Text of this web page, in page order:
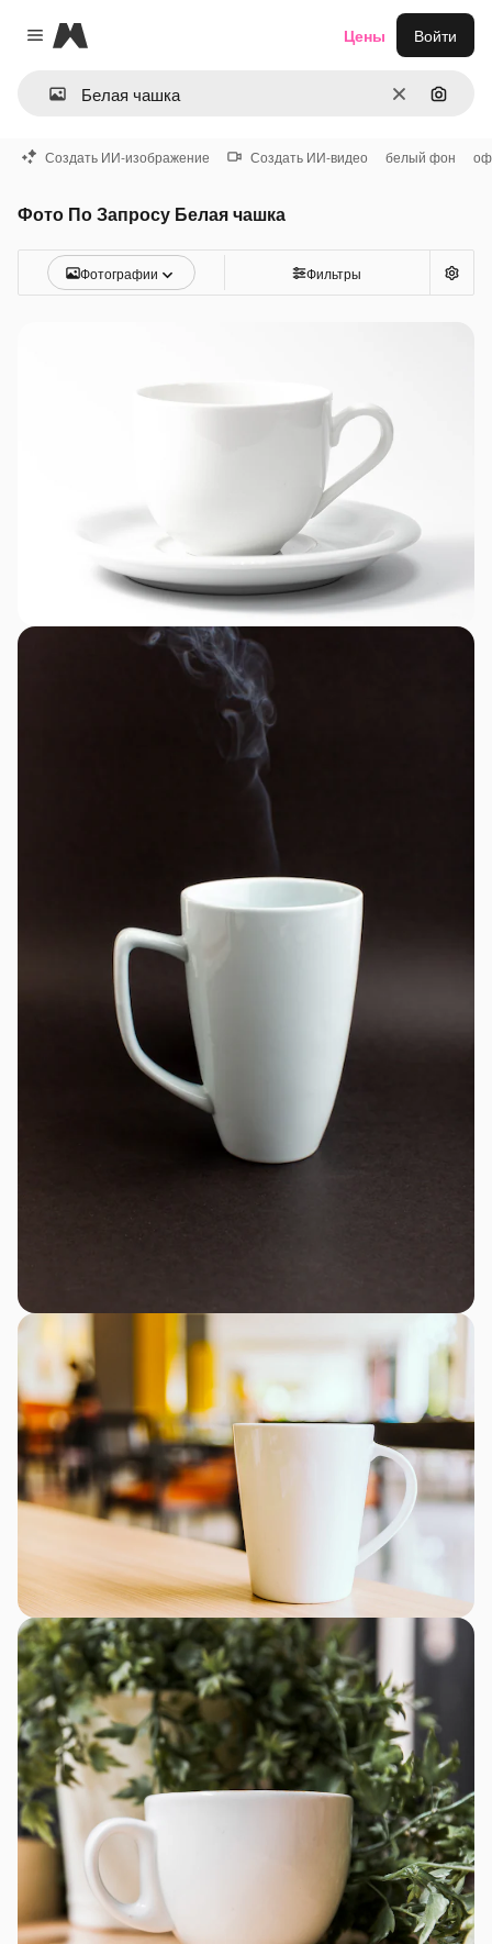
Close menu
Magnific
ОчиститьПоиск
Цены Войти
Создать ИИ-изображение Создать ИИ-видео белый фон
Фото По Запросу Белая чашка
Фотографии Фильтры